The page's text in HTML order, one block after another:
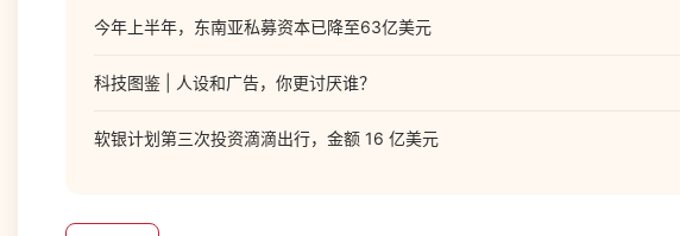
今年上半年，东南亚私募资本已降至63亿美元
科技图鉴 | 人设和广告，你更讨厌谁？
软银计划第三次投资滴滴出行，金额 16 亿美元